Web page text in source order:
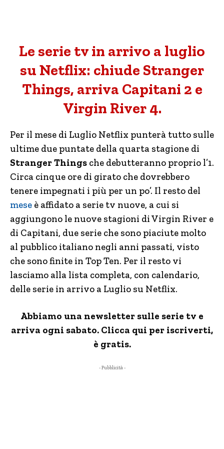
Le serie tv in arrivo a luglio
su Netflix: chiude Stranger
Things, arriva Capitani 2 e
Virgin River 4.
Per il mese di Luglio Netflix punterà tutto sulle
ultime due puntate della quarta stagione di
Stranger Things che debutteranno proprio l’1.
Circa cinque ore di girato che dovrebbero
tenere impegnati i più per un po’. Il resto del
mese è affidato a serie tv nuove, a cui si
aggiungono le nuove stagioni di Virgin River e
di Capitani, due serie che sono piaciute molto
al pubblico italiano negli anni passati, visto
che sono finite in Top Ten. Per il resto vi
lasciamo alla lista completa, con calendario,
delle serie in arrivo a Luglio su Netflix.
Abbiamo una newsletter sulle serie tv e
arriva ogni sabato. Clicca qui per iscriverti,
è gratis.
- Pubblicità -